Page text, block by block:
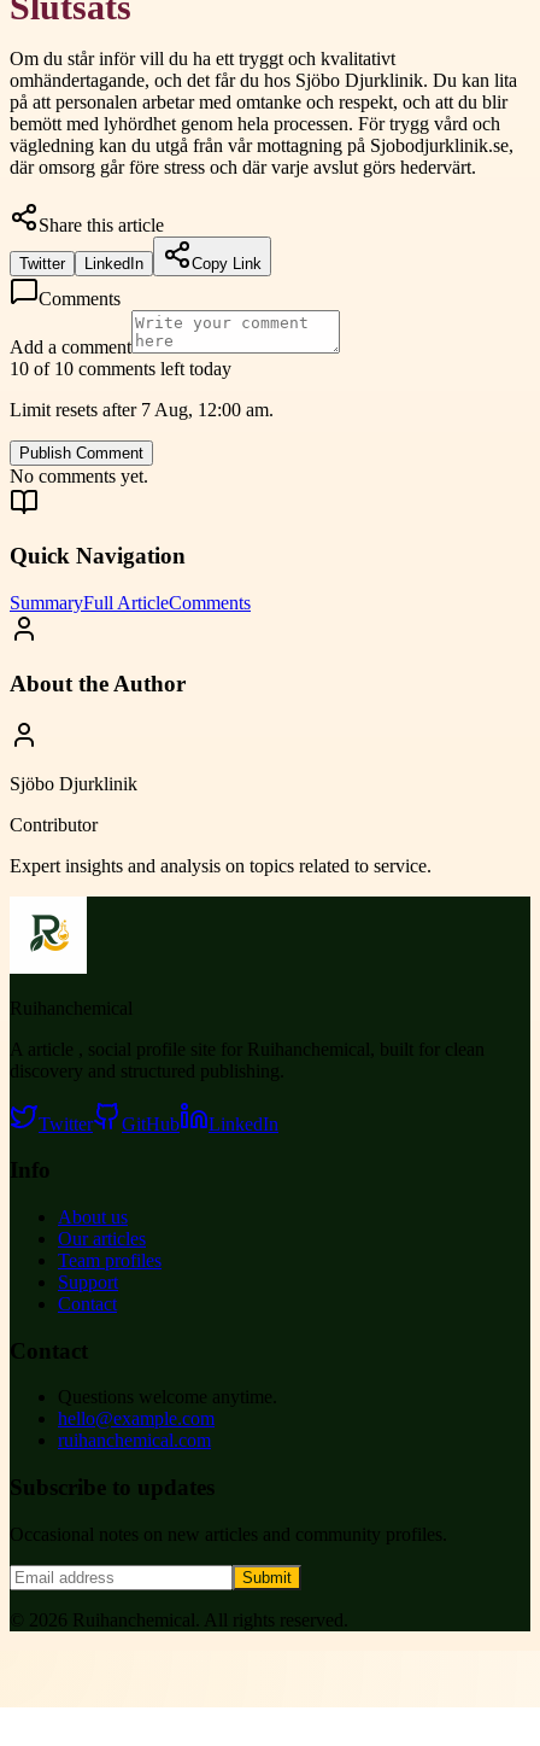
Om du står inför vill du ha ett tryggt och kvalitativt
omhändertagande, och det får du hos Sjöbo Djurklinik. Du kan lita
på att personalen arbetar med omtanke och respekt, och att du blir
bemött med lyhördhet genom hela processen. För trygg vård och
vägledning kan du utgå från vår mottagning på Sjobodjurklinik.se,
där omsorg går före stress och där varje avslut görs hedervärt.
Share this article
Twitter LinkedIn Copy Link
Comments
Add a comment
10 of 10 comments left today
Limit resets after 7 Aug, 12:00 am.
Publish Comment
No comments yet.
Quick Navigation
SummaryFull ArticleComments
About the Author
Sjöbo Djurklinik
Contributor
Expert insights and analysis on topics related to service.
Ruihanchemical
A article , social profile site for Ruihanchemical, built for clean
discovery and structured publishing.
Twitter GitHub LinkedIn
Info
About us
Our articles
Team profiles
Support
Contact
Contact
Questions welcome anytime.
hello@example.com
ruihanchemical.com
Subscribe to updates
Occasional notes on new articles and community profiles.
Submit
© 2026 Ruihanchemical . All rights reserved.